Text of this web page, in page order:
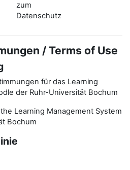
zum
Datenschutz
/ Terms of Use
für das Learning
der Ruhr-Universität Bochum
Learning Management System
Bochum